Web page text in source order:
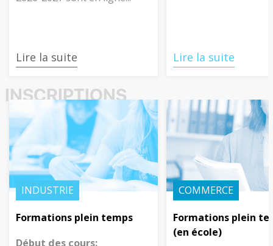
Lire la suite Lire la suite
INSCRIPTIONS
Formations plein temps
Début des cours:
INDUSTRIE
Formations plein
(en école)
COMMERCE
Début des cours:22 mars 2027
En savoir plus En savoir plus
Préapprentissage standard
Vous trouverez toutes les informations
COMMERCE
Préapprentissage plus (PAP+)
Les inscriptions sont toujours ouvertes.
ARTISANAT